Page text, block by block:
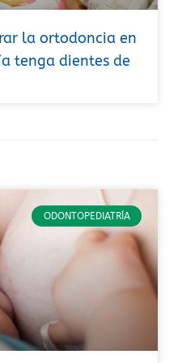
la ortodoncia en
tenga dientes de
ODONTOPEDIATRÍA